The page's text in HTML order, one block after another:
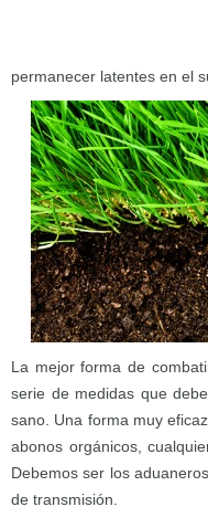
permanecer latentes en el
La mejor forma de
serie de medidas que
sano. Una forma muy
abonos orgánicos,
Debemos ser los
de transmisión.